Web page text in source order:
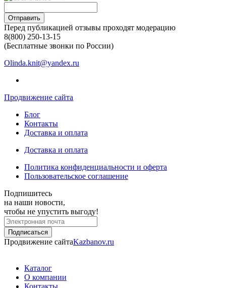
Отправить
Перед публикацией отзывы проходят модерацию
8(800) 250-13-15
(Бесплатные звонки по России)
Olinda.knit@yandex.ru
Продвижение сайта
Блог
Контакты
Доставка и оплата
Доставка и оплата
Политика конфиденциальности и оферта
Пользовательское соглашение
Подпишитесь
на наши новости,
чтобы не упустить выгоду!
Продвижение сайтаKazbanov.ru
Каталог
О компании